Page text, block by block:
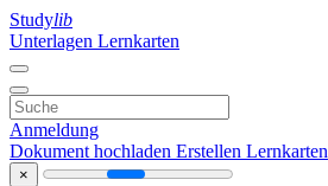
Studylib
Unterlagen Lernkarten
Anmeldung
Dokument hochladen Erstellen Lernkarten
×